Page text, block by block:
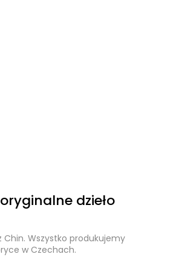
dzieło
Wszystko produkujemy
w Czechach.